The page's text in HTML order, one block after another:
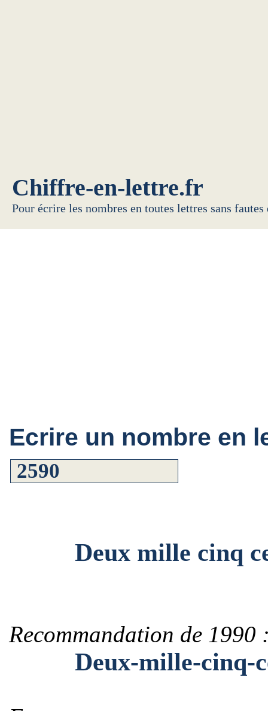
Chiffre-en-lettre.fr
Pour écrire les nombres en toutes lettres sans
Ecrire un nombre en
Deux mille cinq
Recommandation de 1990
Deux-mille-cinq-